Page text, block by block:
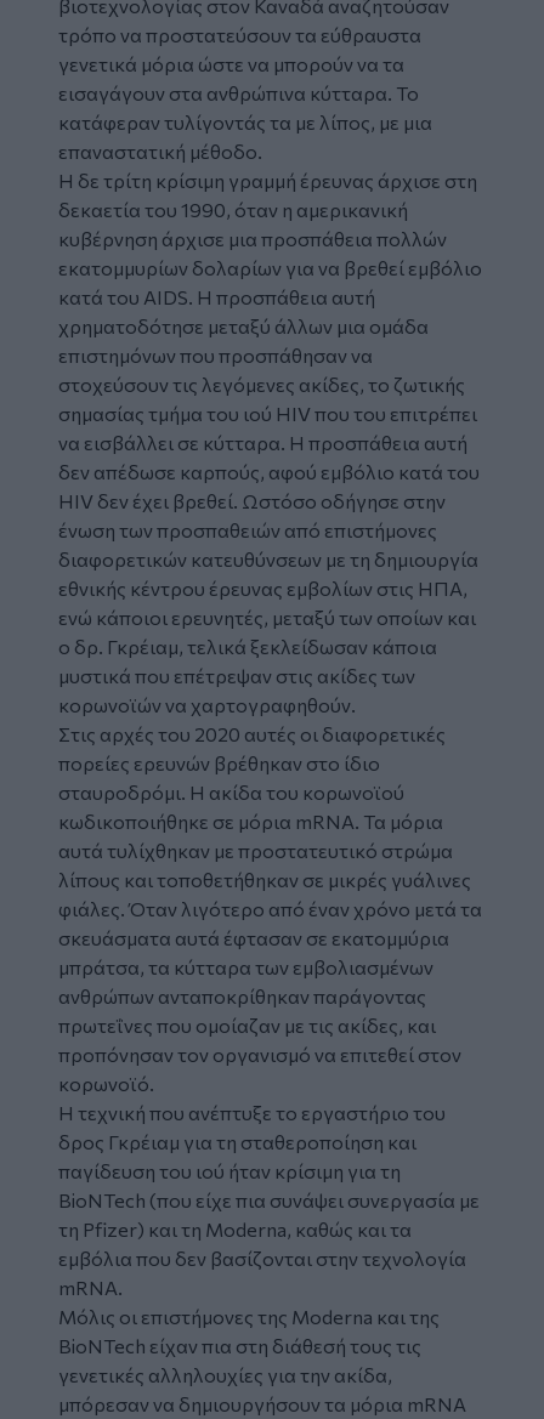
βιοτεχνολογίας στον Καναδά αναζητούσαν
τρόπο να προστατεύσουν τα εύθραυστα
γενετικά μόρια ώστε να μπορούν να τα
εισαγάγουν στα ανθρώπινα κύτταρα. Το
κατάφεραν τυλίγοντάς τα με λίπος, με μια
επαναστατική μέθοδο.
Η δε τρίτη κρίσιμη γραμμή έρευνας άρχισε στη
δεκαετία του 1990, όταν η αμερικανική
κυβέρνηση άρχισε μια προσπάθεια πολλών
εκατομμυρίων δολαρίων για να βρεθεί εμβόλιο
κατά του AIDS. Η προσπάθεια αυτή
χρηματοδότησε μεταξύ άλλων μια ομάδα
επιστημόνων που προσπάθησαν να
στοχεύσουν τις λεγόμενες ακίδες, το ζωτικής
σημασίας τμήμα του ιού ΗΙV που του επιτρέπει
να εισβάλλει σε κύτταρα. Η προσπάθεια αυτή
δεν απέδωσε καρπούς, αφού εμβόλιο κατά του
HIV δεν έχει βρεθεί. Ωστόσο οδήγησε στην
ένωση των προσπαθειών από επιστήμονες
διαφορετικών κατευθύνσεων με τη δημιουργία
εθνικής κέντρου έρευνας εμβολίων στις ΗΠΑ,
ενώ κάποιοι ερευνητές, μεταξύ των οποίων και
ο δρ. Γκρέιαμ, τελικά ξεκλείδωσαν κάποια
μυστικά που επέτρεψαν στις ακίδες των
κορωνοϊών να χαρτογραφηθούν.
Στις αρχές του 2020 αυτές οι διαφορετικές
πορείες ερευνών βρέθηκαν στο ίδιο
σταυροδρόμι. Η ακίδα του κορωνοϊού
κωδικοποιήθηκε σε μόρια mRNA. Τα μόρια
αυτά τυλίχθηκαν με προστατευτικό στρώμα
λίπους και τοποθετήθηκαν σε μικρές γυάλινες
φιάλες. Όταν λιγότερο από έναν χρόνο μετά τα
σκευάσματα αυτά έφτασαν σε εκατομμύρια
μπράτσα, τα κύτταρα των εμβολιασμένων
ανθρώπων ανταποκρίθηκαν παράγοντας
πρωτεΐνες που ομοίαζαν με τις ακίδες, και
προπόνησαν τον οργανισμό να επιτεθεί στον
κορωνοϊό.
Η τεχνική που ανέπτυξε το εργαστήριο του
δρος Γκρέιαμ για τη σταθεροποίηση και
παγίδευση του ιού ήταν κρίσιμη για τη
BioNTech (που είχε πια συνάψει συνεργασία με
τη Pfizer) και τη Moderna, καθώς και τα
εμβόλια που δεν βασίζονται στην τεχνολογία
mRNA.
Μόλις οι επιστήμονες της Moderna και της
BioNTech είχαν πια στη διάθεσή τους τις
γενετικές αλληλουχίες για την ακίδα,
μπόρεσαν να δημιουργήσουν τα μόρια mRNA